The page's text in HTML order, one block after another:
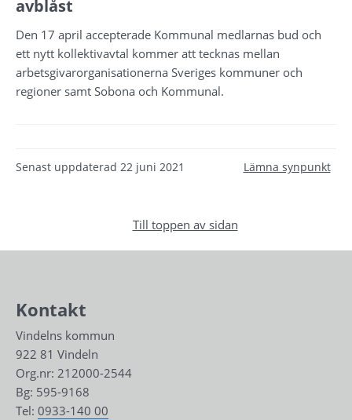
avblåst
Den 17 april accepterade Kommunal medlarnas bud och
ett nytt kollektivavtal kommer att tecknas mellan
arbetsgivarorganisationerna Sveriges kommuner och
regioner samt Sobona och Kommunal.
Senast uppdaterad 22 juni 2021 Lämna synpunkt
Till toppen av sidan
Kontakt
Vindelns kommun
922 81 Vindeln
Org.nr: 212000-2544
Bg: 595-9168
Tel: 0933-140 00